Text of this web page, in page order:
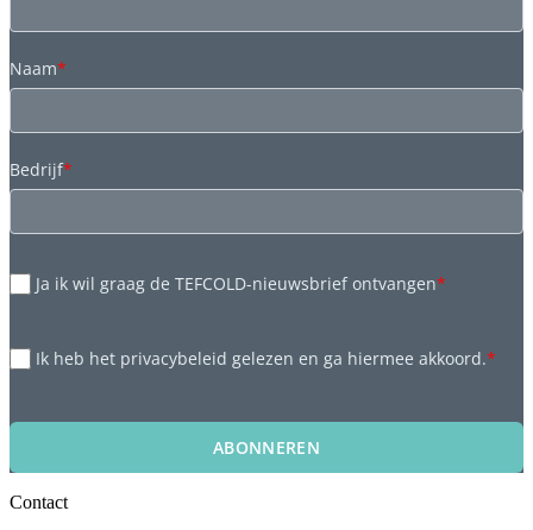
Naam*
Bedrijf*
Ja ik wil graag de TEFCOLD-nieuwsbrief ontvangen*
Ik heb het privacybeleid gelezen en ga hiermee akkoord.*
ABONNEREN
Contact